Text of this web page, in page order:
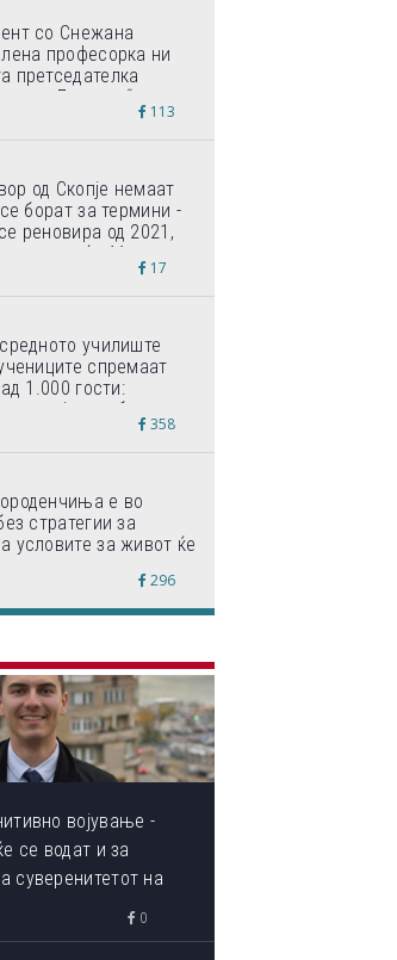
со Снежана
професорка ни
претседателка
Давкова“
113
од Скопје немаат
борат за термини -
реновира од 2021,
веќе 11 години
17
училиште
спремаат
1.000 гости:
и работиме
358
е во
стратегии за
условите за живот ќе
на училишта,
296
војување -
се водат и за
суверенитетот на
0